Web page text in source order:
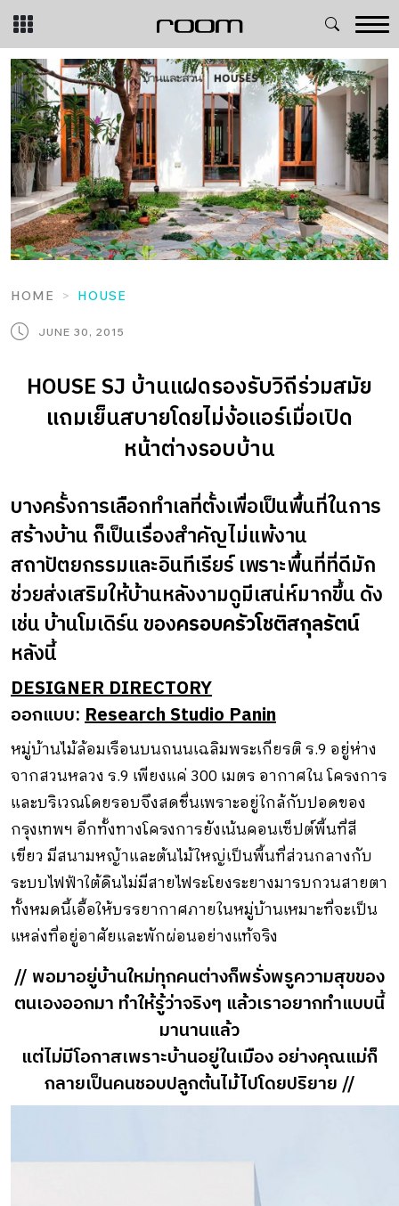
Skip
content
HOME HOUSE
JUNE 30, 2015
HOUSE SJ บ้านแฝดรองรับวิถีร่วมสมัย
แถมเย็นสบายโดยไม่ง้อแอร์เมื่อเปิด
หน้าต่างรอบบ้าน
บางครั้งการเลือกทำเลที่ตั้งเพื่อเป็นพื้นที่ในการ
สร้างบ้าน ก็เป็นเรื่องสําคัญไม่แพ้งาน
สถาปัตยกรรมและอินทีเรียร์ เพราะพื้นที่ที่ดีมัก
ช่วยส่งเสริมให้บ้านหลังงามดูมีเสน่ห์มากขึ้น ดัง
เช่น บ้านโมเดิร์น ของครอบครัวโชติสกุลรัตน์
หลังนี้
DESIGNER DIRECTORY
ออกแบบ:Research Studio Panin
หมู่บ้านไม้ล้อมเรือนบนถนนเฉลิมพระเกียรติ ร.9 อยู่ห่าง
จากสวนหลวง ร.9 เพียงแค่ 300 เมตร อากาศใน โครงการ
และบริเวณโดยรอบจึงสดชื่นเพราะอยู่ใกล้กับปอดของ
กรุงเทพฯ อีกทั้งทางโครงการยังเน้นคอนเซ็ปต์พื้นที่สี
เขียว มีสนามหญ้าและต้นไม้ใหญ่เป็นพื้นที่ส่วนกลางกับ
ระบบไฟฟ้าใต้ดินไม่มีสายไฟระโยงระยางมารบกวนสายตา
ทั้งหมดนี้เอื้อให้บรรยากาศภายในหมู่บ้านเหมาะที่จะเป็น
แหล่งที่อยู่อาศัยและพักผ่อนอย่างแท้จริง
// พอมาอยู่บ้านใหม่ทุกคนต่างก็พรั่งพรูความสุขของ
ตนเองออกมา ทําให้รู้ว่าจริงๆ แล้วเราอยากทําแบบนี้
มานานแล้ว
แต่ไม่มีโอกาสเพราะบ้านอยู่ในเมือง อย่างคุณแม่ก็
กลายเป็นคนชอบปลูกต้นไม้ไปโดยปริยาย //